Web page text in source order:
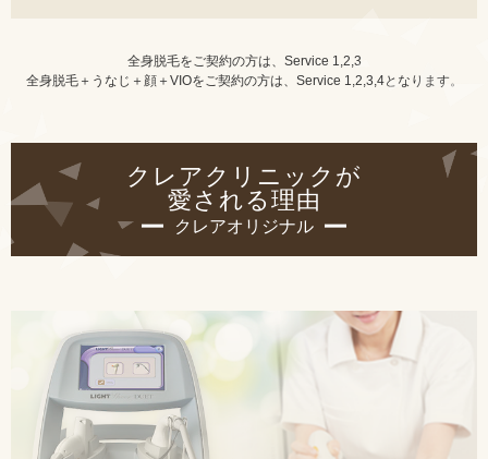
全身脱毛をご契約の方は、Service 1,2,3
全身脱毛＋うなじ＋顔＋VIOをご契約の方は、Service 1,2,3,4となります。
クレアクリニックが
愛される理由
クレアオリジナル